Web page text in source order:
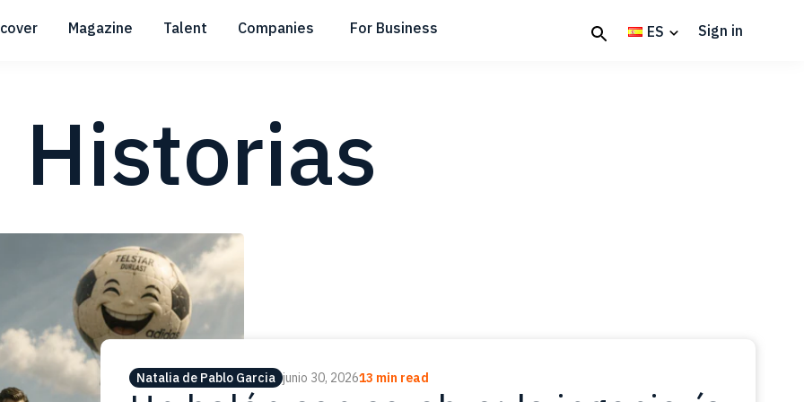
Submenu
Magazine Talent
Submenu
Companies For Business ES Sign in
Historias
Natalia de Pablo Garcia junio 30, 202613 min read